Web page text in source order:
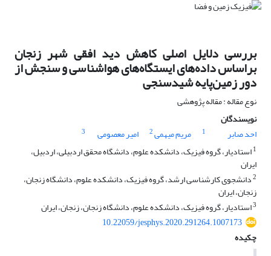
بررسی دلایل اصلی کاهش دید افقی شهر زنجان
براساس داده‌های ایستگاه‌های هواشناسی و سنجش از
دور زمین‌پایه شیدسنجی
نوع مقاله : مقاله پژوهشی
نویسندگان
احد صابر
1 مریم میهمی2 امیر معصومی
3
1استادیار، گروه فیزیک، دانشکده علوم، دانشگاه محقق اردبیلی، اردبیل،
ایران
2دانشجوی کارشناسی ارشد، گروه فیزیک، دانشکده علوم، دانشگاه زنجان،
زنجان، ایران
3استادیار، گروه فیزیک، دانشکده علوم، دانشگاه زنجان، زنجان، ایران
10.22059/jesphys.2020.291264.1007173
چکیده